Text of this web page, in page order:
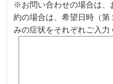
※お問い合わせの場合は、
約の場合は、希望日時（
みの症状をそれぞれご入力